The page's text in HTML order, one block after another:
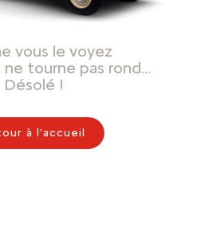
vous le voyez
tourne pas rond…
Désolé !
à l'accueil